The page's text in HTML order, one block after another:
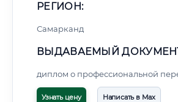
РЕГИОН:
Самарканд
ВЫДАВАЕМЫЙ
диплом о профессиональной
Узнать цену Написать в Max